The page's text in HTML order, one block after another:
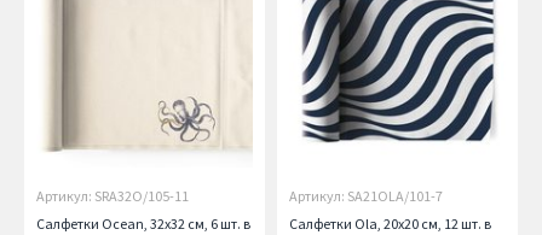
Артикул: SRA32O/105-11
Салфетки Ocean, 32х32 см, 6 шт. в
Артикул: SA21OLA/101-7
Салфетки Ola, 20х20 см, 12 шт. в